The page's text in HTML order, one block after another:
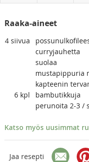
Raaka-aineet
4 siivua
curryjauhetta
suolaa
mustapippuria
kapteenin
6 kpl
bambutikkuja
perunoita 2-3 /
Katso myös uusimmat
Jaa resepti